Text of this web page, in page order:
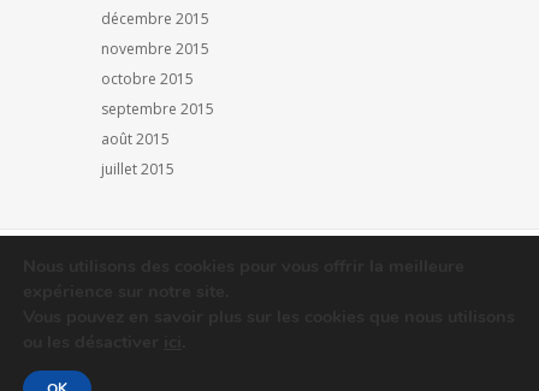
décembre 2015
novembre 2015
octobre 2015
septembre 2015
août 2015
juillet 2015